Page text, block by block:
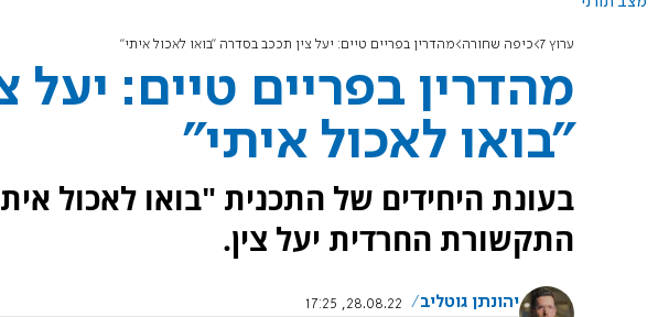
ערוץ 7 כיפה שחורה מהדרין בפריים טיים: יעל צין תככב בסדרה "בואו לאכול איתי"
מהדרין בפריים טיים: יעל
"בואו לאכול איתי"
בעונת היחידים של התכנית "בואו לאכול
התקשורת החרדית יעל צין.
יהונתן גוטליב
28.08.22, 17:25